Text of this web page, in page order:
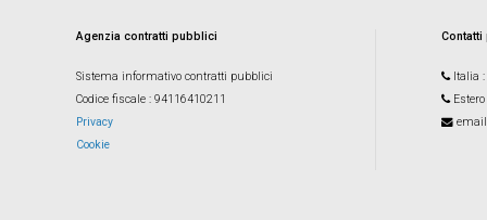
Agenzia contratti pubblici
Sistema informativo contratti pubblici
Codice fiscale : 94116410211
Privacy
Cookie
Italia
Estero
email